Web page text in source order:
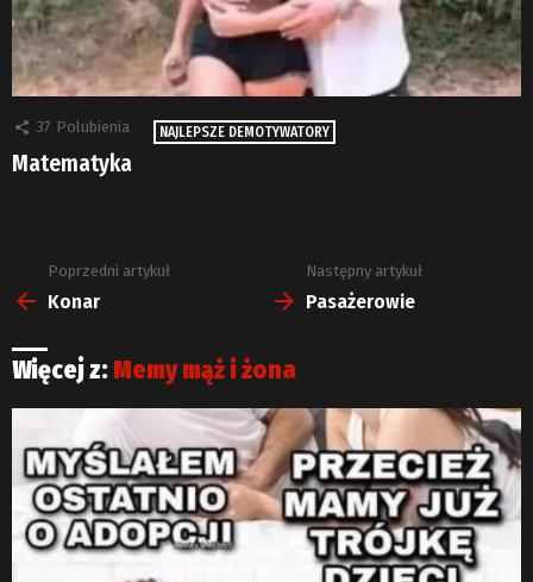
37 Polubienia NAJLEPSZE DEMOTYWATORY
Matematyka
Zobacz
więcej
Poprzedni artykuł
Konar
Następny artykuł
Pasażerowie
Więcej z: Memy mąż i żona